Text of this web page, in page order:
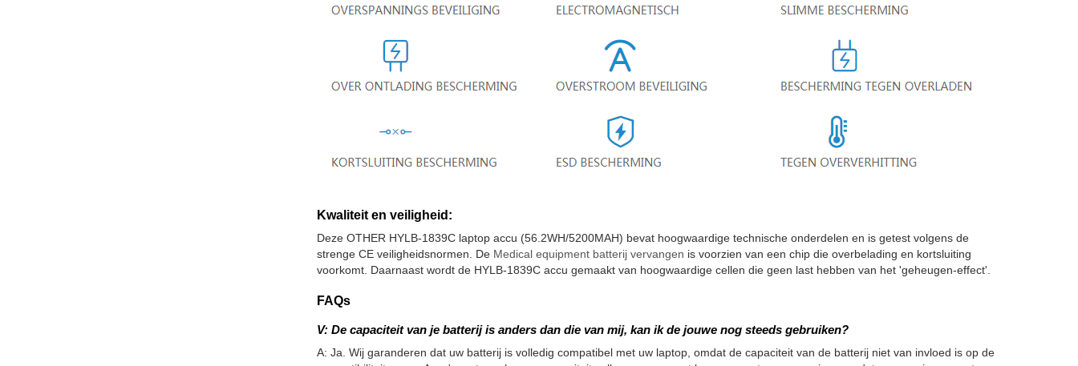
Kwaliteit en veiligheid:
Deze OTHER HYLB-1839C laptop accu (56.2WH/5200MAH) bevat hoogwaardige technische onderdelen en is getest volgens de
strenge CE veiligheidsnormen. De Medical equipment batterij vervangen is voorzien van een chip die overbelading en kortsluiting
voorkomt. Daarnaast wordt de HYLB-1839C accu gemaakt van hoogwaardige cellen die geen last hebben van het 'geheugen-effect'.
FAQs
V: De capaciteit van je batterij is anders dan die van mij, kan ik de jouwe nog steeds gebruiken?
A: Ja. Wij garanderen dat uw batterij is volledig compatibel met uw laptop, omdat de capaciteit van de batterij niet van invloed is op de